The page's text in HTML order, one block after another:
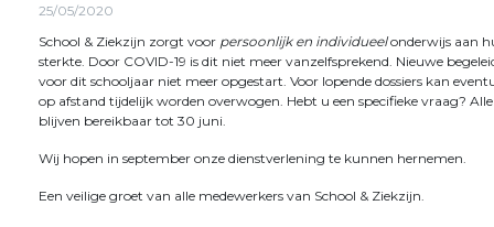
25/05/2020
School & Ziekzijn zorgt voor persoonlijk en individueelonderwijs aan
sterkte. Door COVID-19 is dit niet meer vanzelfsprekend. Nieuwe
voor dit schooljaar niet meer opgestart. Voor lopende dossiers kan
op afstand tijdelijk worden overwogen. Hebt u een specifieke vraag?
blijven bereikbaar tot 30 juni.
Wij hopen in september onze dienstverlening te kunnen hernemen.
Een veilige groet van alle medewerkers van School & Ziekzijn.